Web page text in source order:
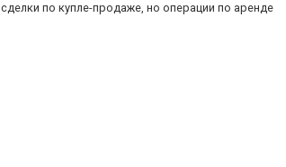
сделки по купле-продаже, но операции по аренде